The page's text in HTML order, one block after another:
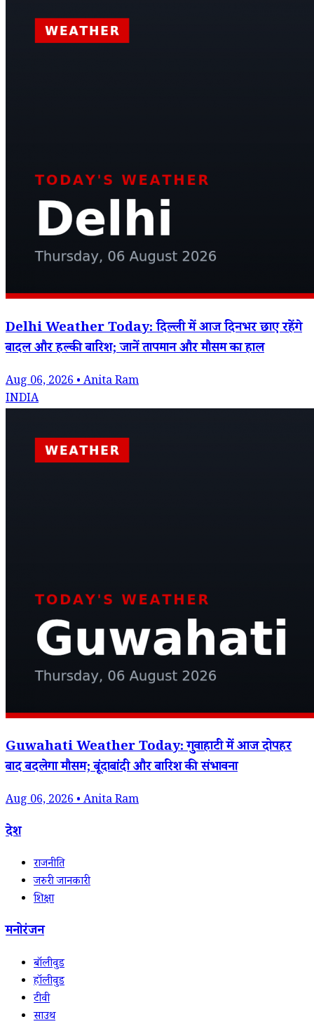
Delhi Weather Today: दिल्ली में आज दिनभर छाए रहेंगे
बादल और हल्की बारिश; जानें तापमान और मौसम का हाल
Aug 06, 2026 • Anita Ram
INDIA
Guwahati Weather Today: गुवाहाटी में आज दोपहर
बाद बदलेगा मौसम; बूंदाबांदी और बारिश की संभावना
Aug 06, 2026 • Anita Ram
देश
राजनीति
जरुरी जानकारी
शिक्षा
मनोरंजन
बॉलीवुड
हॉलीवुड
टीवी
साउथ